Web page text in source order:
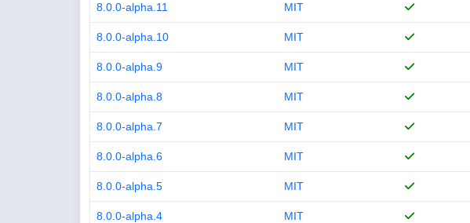
8.0.0-alpha.11 MIT
8.0.0-alpha.10 MIT
8.0.0-alpha.9 MIT
8.0.0-alpha.8 MIT
8.0.0-alpha.7 MIT
8.0.0-alpha.6 MIT
8.0.0-alpha.5 MIT
8.0.0-alpha.4 MIT